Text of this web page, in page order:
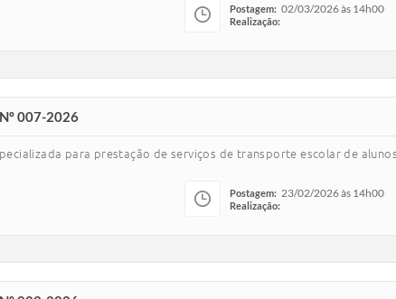
Postagem: 02/03/2026 às 14h00
Realização:
007-2026
para prestação de serviços de transporte escolar de alunos.
Postagem: 23/02/2026 às 14h00
Realização: